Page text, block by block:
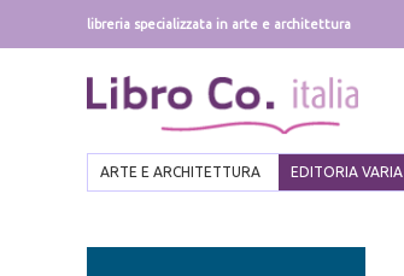
libreria specializzata in arte e architettura
ARTE E ARCHITETTURA EDITORIA VARIA